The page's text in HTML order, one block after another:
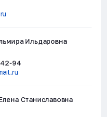
Ильдаровна
94
Станиславовна